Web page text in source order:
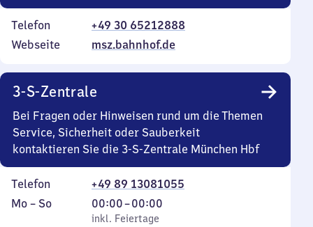
Telefon
+49 30 65212888
Webseite
msz.bahnhof.de
3-S-Zentrale
Bei Fragen oder Hinweisen rund um die Themen
Service, Sicherheit oder Sauberkeit
kontaktieren Sie die 3-S-Zentrale München Hbf
Telefon
+49 89 13081055
Montag
Mo – So,
inkl. Feiertage
00:00–00:00
Von
0
inkl. Feiertage